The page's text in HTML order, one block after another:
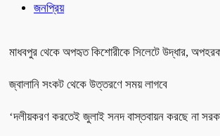
জনপ্রিয়
মাধবপুর থেকে অপহৃত কিশোরীকে সিলেটে উদ্ধার,
জ্বালানি সংকট থেকে উত্তরণে সময় লাগবে
‘দলীয়করণ করতেই জুলাই সনদ বাস্তবায়ন করছে না